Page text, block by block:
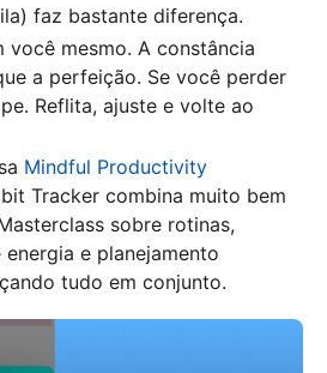
faz bastante diferença.
você mesmo. A constância
a perfeição. Se você perder
Reflita, ajuste e volte ao
Mindful Productivity
Tracker combina muito bem
sobre rotinas,
e planejamento
tudo em conjunto.